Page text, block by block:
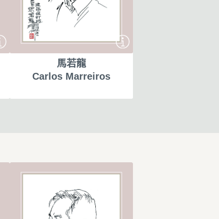
馬若龍
Carlos Marreiros